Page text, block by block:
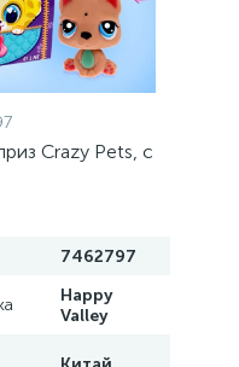
Crazy Pets, с
7462797
Happy
Valley